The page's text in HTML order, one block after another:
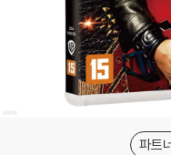
파트